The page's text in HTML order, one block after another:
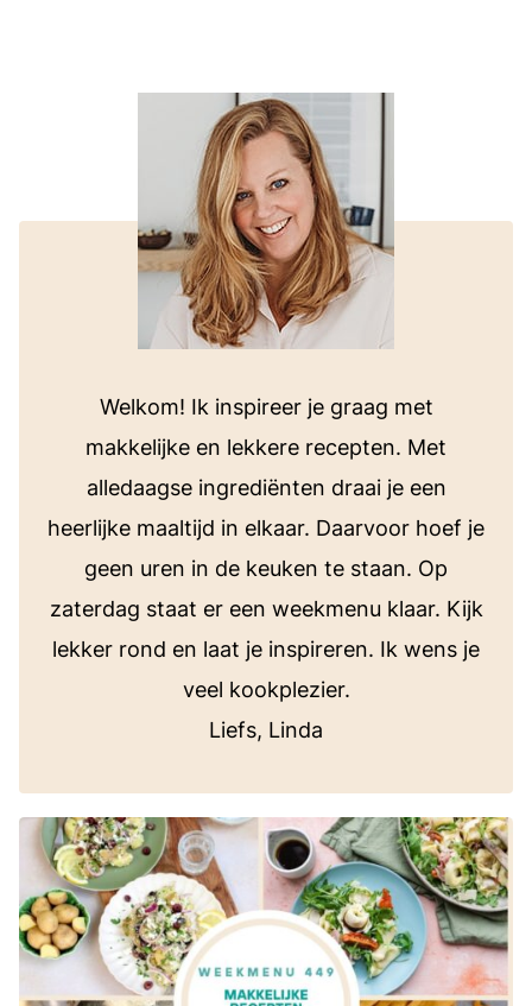
Welkom! Ik inspireer je graag met
makkelijke en lekkere recepten. Met
alledaagse ingrediënten draai je een
heerlijke maaltijd in elkaar. Daarvoor hoef je
geen uren in de keuken te staan. Op
zaterdag staat er een weekmenu klaar. Kijk
lekker rond en laat je inspireren. Ik wens je
veel kookplezier.
Liefs, Linda